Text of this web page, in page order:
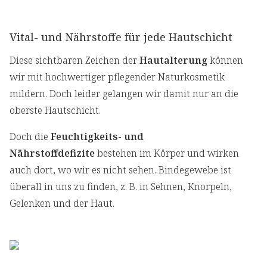
Vital- und Nährstoffe für jede Hautschicht
Diese sichtbaren Zeichen derHautalterungkönnen
wir mit hochwertiger pflegender Naturkosmetik
mildern. Doch leider gelangen wir damit nur an die
oberste Hautschicht.
Doch die Feuchtigkeits- und
Nährstoffdefizitebestehen im Körper und wirken
auch dort, wo wir es nicht sehen. Bindegewebe ist
überall in uns zu finden, z. B. in Sehnen, Knorpeln,
Gelenken und der Haut.